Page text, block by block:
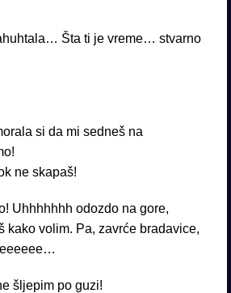
Šta ti je vreme… stvarno
si da mi sedneš na
ne skapaš!
Uhhhhhhh odozdo na gore,
kako volim. Pa, zavrće bradavice,
šljepim po guzi!